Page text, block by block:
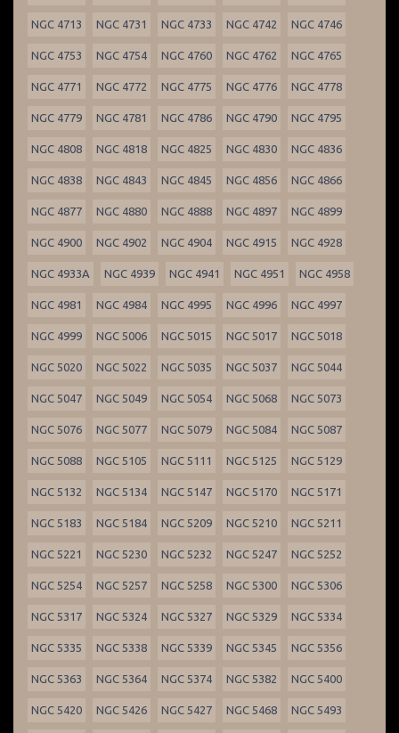
NGC 4713 NGC 4731 NGC 4733 NGC 4742 NGC 4746
NGC 4753 NGC 4754 NGC 4760 NGC 4762 NGC 4765
NGC 4771 NGC 4772 NGC 4775 NGC 4776 NGC 4778
NGC 4779 NGC 4781 NGC 4786 NGC 4790 NGC 4795
NGC 4808 NGC 4818 NGC 4825 NGC 4830 NGC 4836
NGC 4838 NGC 4843 NGC 4845 NGC 4856 NGC 4866
NGC 4877 NGC 4880 NGC 4888 NGC 4897 NGC 4899
NGC 4900 NGC 4902 NGC 4904 NGC 4915 NGC 4928
NGC 4933A NGC 4939 NGC 4941 NGC 4951 NGC 4958
NGC 4981 NGC 4984 NGC 4995 NGC 4996 NGC 4997
NGC 4999 NGC 5006 NGC 5015 NGC 5017 NGC 5018
NGC 5020 NGC 5022 NGC 5035 NGC 5037 NGC 5044
NGC 5047 NGC 5049 NGC 5054 NGC 5068 NGC 5073
NGC 5076 NGC 5077 NGC 5079 NGC 5084 NGC 5087
NGC 5088 NGC 5105 NGC 5111 NGC 5125 NGC 5129
NGC 5132 NGC 5134 NGC 5147 NGC 5170 NGC 5171
NGC 5183 NGC 5184 NGC 5209 NGC 5210 NGC 5211
NGC 5221 NGC 5230 NGC 5232 NGC 5247 NGC 5252
NGC 5254 NGC 5257 NGC 5258 NGC 5300 NGC 5306
NGC 5317 NGC 5324 NGC 5327 NGC 5329 NGC 5334
NGC 5335 NGC 5338 NGC 5339 NGC 5345 NGC 5356
NGC 5363 NGC 5364 NGC 5374 NGC 5382 NGC 5400
NGC 5420 NGC 5426 NGC 5427 NGC 5468 NGC 5493